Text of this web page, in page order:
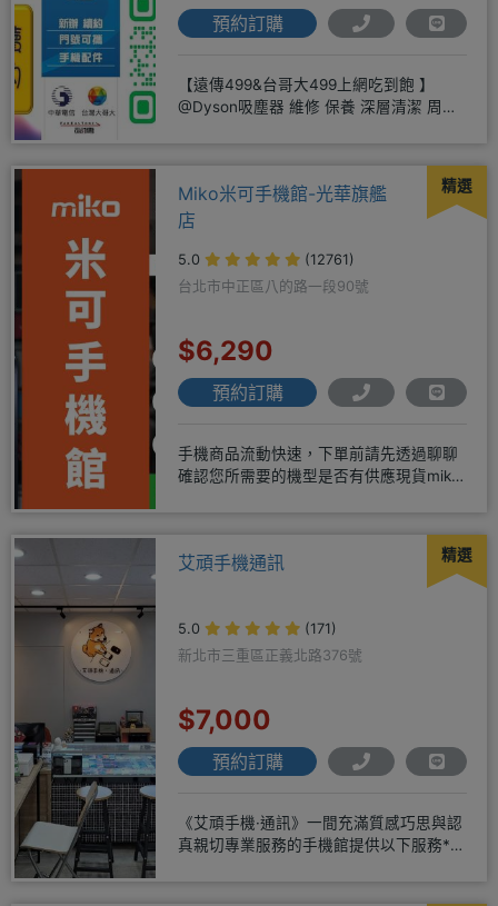
預約訂購
【遠傳499&台哥大499上網吃到飽 】
@Dyson吸塵器 維修 保養 深層清潔 周邊
精選
Miko米可手機館-光華旗艦
店
5.0
(12761)
台北市中正區八的路一段90號
$6,290
預約訂購
手機商品流動快速，下單前請先透過聊聊
確認您所需要的機型是否有供應現貨miko
精選
艾頑手機通訊
5.0
(171)
新北市三重區正義北路376號
$7,000
預約訂購
《艾頑手機·通訊》一間充滿質感巧思與認
真親切專業服務的手機館提供以下服務*免